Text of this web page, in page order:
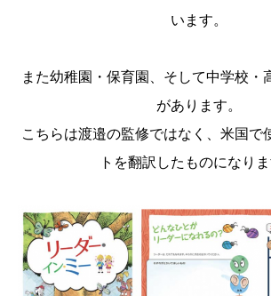
います。
また幼稚園・保育園、そして中学校・
があります。
こちらは渡邉の監修ではなく、米国で
トを翻訳したものになりま